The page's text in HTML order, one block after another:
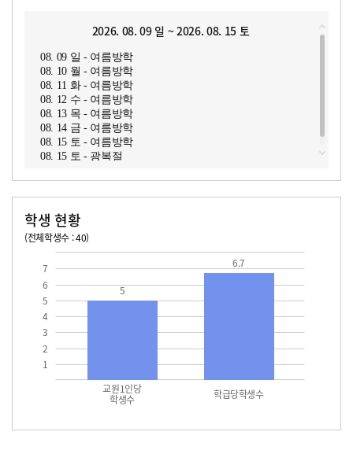
2026. 08. 09 일 ~ 2026. 08. 15 토
08. 09 일 - 여름방학
08. 10 월 - 여름방학
08. 11 화 - 여름방학
08. 12 수 - 여름방학
08. 13 목 - 여름방학
08. 14 금 - 여름방학
08. 15 토 - 여름방학
08. 15 토 - 광복절
학생 현황
(전체학생수 : 40)
1
2
3
4
5
6
7
교원1인당
학생수 학급당학생수
5
6.7